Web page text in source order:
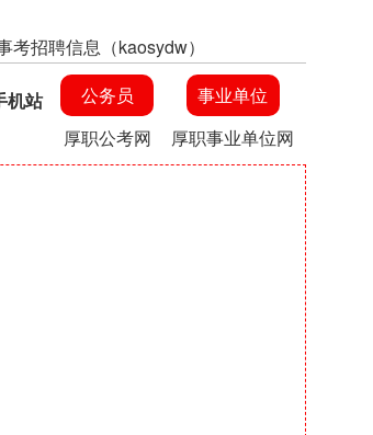
招聘信息（kaosydw）
机站
公务员
厚职公考网
事业单位
厚职事业单位网